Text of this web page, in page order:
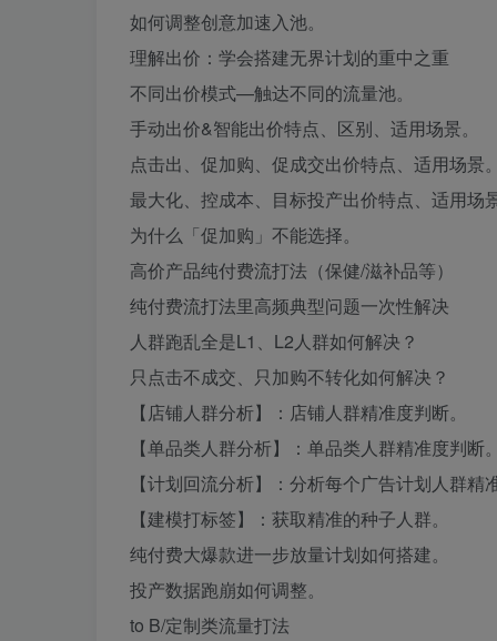
如何调整创意加速入池。
理解出价：学会搭建无界计划的重中之重
不同出价模式—触达不同的流量池。
手动出价&智能出价特点、区别、适用场景。
点击出、促加购、促成交出价特点、适用场景。
最大化、控成本、目标投产出价特点、适用场景
为什么「促加购」不能选择。
高价产品纯付费流打法（保健/滋补品等）
纯付费流打法里高频典型问题一次性解决
人群跑乱全是L1、L2人群如何解决？
只点击不成交、只加购不转化如何解决？
【店铺人群分析】：店铺人群精准度判断。
【单品类人群分析】：单品类人群精准度判断。
【计划回流分析】：分析每个广告计划人群精
【建模打标签】：获取精准的种子人群。
纯付费大爆款进一步放量计划如何搭建。
投产数据跑崩如何调整。
to B/定制类流量打法